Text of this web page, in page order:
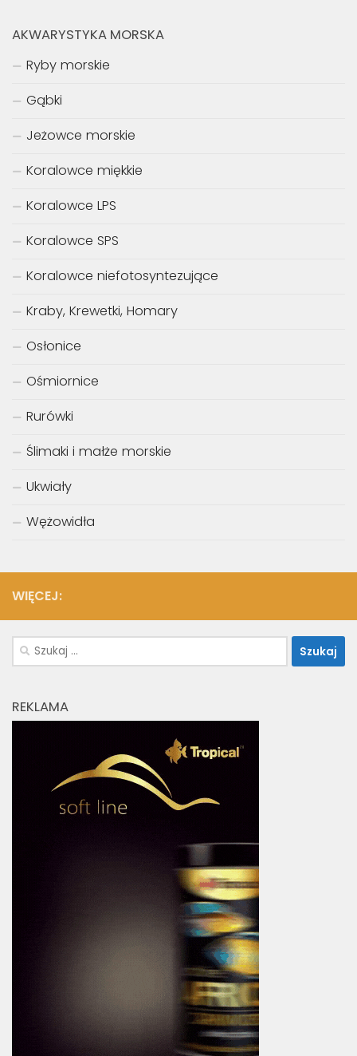
AKWARYSTYKA MORSKA
Ryby morskie
Gąbki
Jeżowce morskie
Koralowce miękkie
Koralowce LPS
Koralowce SPS
Koralowce niefotosyntezujące
Kraby, Krewetki, Homary
Osłonice
Ośmiornice
Rurówki
Ślimaki i małże morskie
Ukwiały
Wężowidła
WIĘCEJ:
Szukaj:
REKLAMA